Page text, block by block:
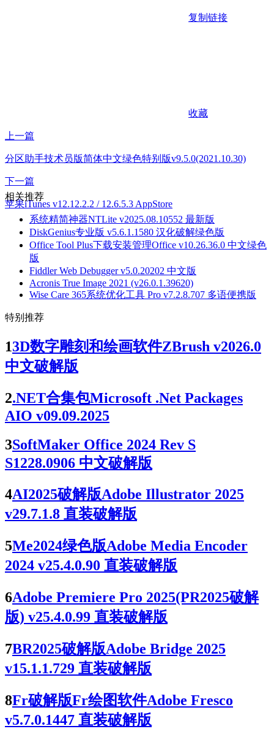
复制链接
收藏
上一篇
分区助手技术员版简体中文绿色特别版v9.5.0(2021.10.30)
下一篇
苹果iTunes v12.12.2.2 / 12.6.5.3 AppStore
相关推荐
系统精简神器NTLite v2025.08.10552 最新版
DiskGenius专业版 v5.6.1.1580 汉化破解绿色版
Office Tool Plus下载安装管理Office v10.26.36.0 中文绿色
版
Fiddler Web Debugger v5.0.20202 中文版
Acronis True Image 2021 (v26.0.1.39620)
Wise Care 365系统优化工具 Pro v7.2.8.707 多语便携版
特别推荐
13D数字雕刻和绘画软件ZBrush v2026.0
中文破解版
2.NET合集包Microsoft .Net Packages
AIO v09.09.2025
3SoftMaker Office 2024 Rev S
S1228.0906 中文破解版
4AI2025破解版Adobe Illustrator 2025
v29.7.1.8 直装破解版
5Me2024绿色版Adobe Media Encoder
2024 v25.4.0.90 直装破解版
6Adobe Premiere Pro 2025(PR2025破解
版) v25.4.0.99 直装破解版
7BR2025破解版Adobe Bridge 2025
v15.1.1.729 直装破解版
8Fr破解版Fr绘图软件Adobe Fresco
v5.7.0.1447 直装破解版